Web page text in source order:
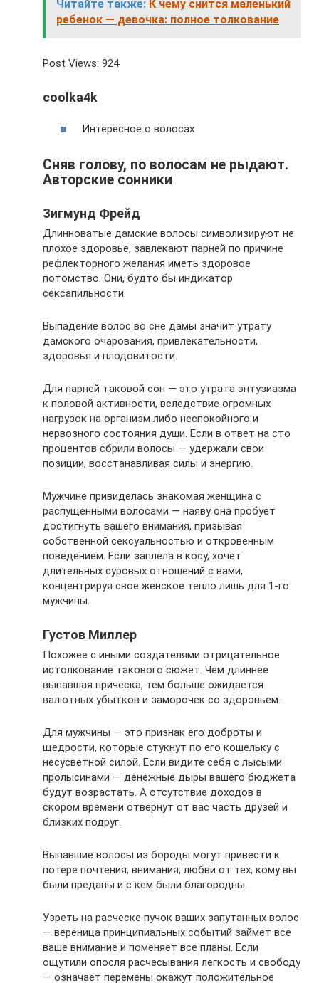
Читайте также: К чему снится маленький
ребенок — девочка: полное толкование
Post Views: 924
coolka4k
Интересное о волосах
Сняв голову, по волосам не рыдают.
Авторские сонники
Зигмунд Фрейд
Длинноватые дамские волосы символизируют не
плохое здоровье, завлекают парней по причине
рефлекторного желания иметь здоровое
потомство. Они, будто бы индикатор
сексапильности.
Выпадение волос во сне дамы значит утрату
дамского очарования, привлекательности,
здоровья и плодовитости.
Для парней таковой сон — это утрата энтузиазма
к половой активности, вследствие огромных
нагрузок на организм либо неспокойного и
нервозного состояния души. Если в ответ на сто
процентов сбрили волосы — удержали свои
позиции, восстанавливая силы и энергию.
Мужчине привиделась знакомая женщина с
распущенными волосами — наяву она пробует
достигнуть вашего внимания, призывая
собственной сексуальностью и откровенным
поведением. Если заплела в косу, хочет
длительных суровых отношений с вами,
концентрируя свое женское тепло лишь для 1-го
мужчины.
Густов Миллер
Похожее с иными создателями отрицательное
истолкование такового сюжет. Чем длиннее
выпавшая прическа, тем больше ожидается
валютных убытков и заморочек со здоровьем.
Для мужчины — это признак его доброты и
щедрости, которые стукнут по его кошельку с
несусветной силой. Если видите себя с лысыми
пролысинами — денежные дыры вашего бюджета
будут возрастать. А отсутствие доходов в
скором времени отвернут от вас часть друзей и
близких подруг.
Выпавшие волосы из бороды могут привести к
потере почтения, внимания, любви от тех, кому вы
были преданы и с кем были благородны.
Узреть на расческе пучок ваших запутанных волос
— вереница принципиальных событий займет все
ваше внимание и поменяет все планы. Если
ощутили опосля расчесывания легкость и свободу
— означает перемены окажут положительное